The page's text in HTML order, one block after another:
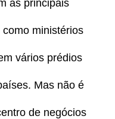
as principais
ministérios
vários prédios
Mas não é
de negócios